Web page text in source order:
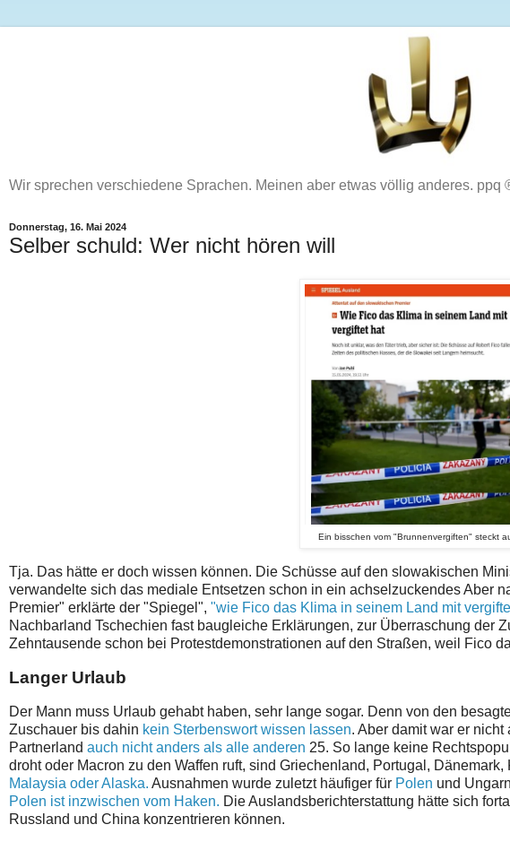
Wir sprechen verschiedene Sprachen. Meinen aber etwas völlig anderes. ppq
Donnerstag, 16. Mai 2024
Selber schuld: Wer nicht hören will
Ein bisschen vom "Brunnenvergiften" steckt
Tja. Das hätte er doch wissen können. Die Schüsse auf den slowakischen
verwandelte sich das mediale Entsetzen schon in ein achselzuckendes Aber
Premier" erklärte der "Spiegel", "wie Fico das Klima in seinem Land mit
Nachbarland Tschechien fast baugleiche Erklärungen, zur Überraschung der
Zehntausende schon bei Protestdemonstrationen auf den Straßen, weil Fico
Langer Urlaub
Der Mann muss Urlaub gehabt haben, sehr lange sogar. Denn von den
Zuschauer bis dahin kein Sterbenswort wissen lassen. Aber damit war er
Partnerland auch nicht anders als alle anderen 25. So lange keine
droht oder Macron zu den Waffen ruft, sind Griechenland, Portugal,
Malaysia oder Alaska. Ausnahmen wurde zuletzt häufiger für Polen und
Polen ist inzwischen vom Haken. Die Auslandsberichterstattung hätte sich
Russland und China konzentrieren können.